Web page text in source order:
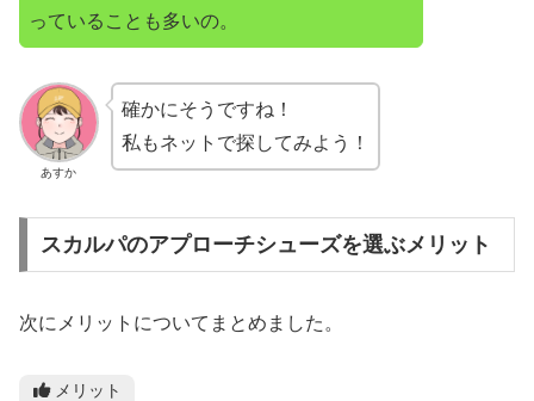
っていることも多いの。
あすか
確かにそうですね！
私もネットで探してみよう！
スカルパのアプローチシューズを選ぶメリット
次にメリットについてまとめました。
メリット